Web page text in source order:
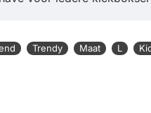
Trendy Maat L